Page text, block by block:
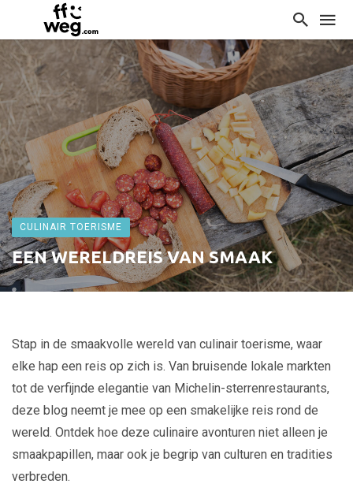
CULINAIR TOERISME
EEN WERELDREIS VAN SMAAK
Stap in de smaakvolle wereld van culinair toerisme, waar
elke hap een reis op zich is. Van bruisende lokale markten
tot de verfijnde elegantie van Michelin-sterrenrestaurants,
deze blog neemt je mee op een smakelijke reis rond de
wereld. Ontdek hoe deze culinaire avonturen niet alleen je
smaakpapillen, maar ook je begrip van culturen en tradities
verbreden.